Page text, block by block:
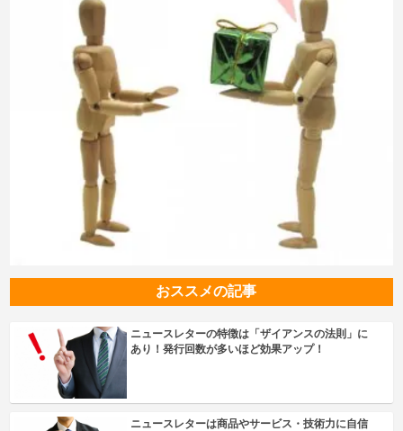
おススメの記事
ニュースレターの特徴は「ザイアンスの法則」に
あり！発行回数が多いほど効果アップ！
ニュースレターは商品やサービス・技術力に自信